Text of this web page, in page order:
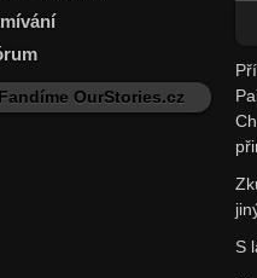
Fandíme OurStories.cz
S